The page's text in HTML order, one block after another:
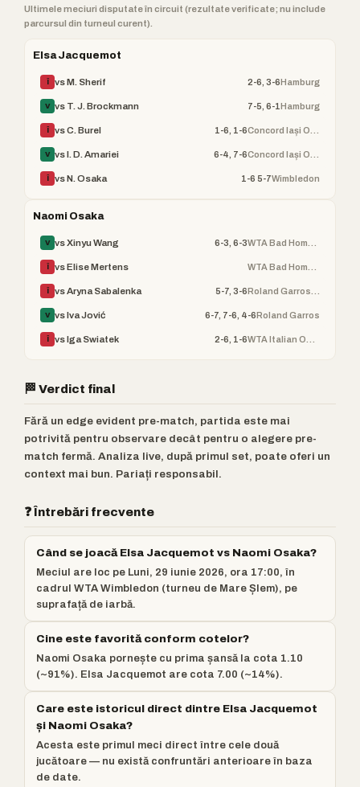
Ultimele meciuri disputate în circuit (rezultate verificate; nu include
parcursul din turneul curent).
Elsa Jacquemot
Î vs M. Sherif 2-6, 3-6Hamburg
V vs T. J. Brockmann 7-5, 6-1Hamburg
Î vs C. Burel 1-6, 1-6
V vs I. D. Amariei 6-4, 7-6
Î vs N. Osaka 1-6 5-7Wimbledon
Naomi Osaka
V vs Xinyu Wang 6-3, 6-3
Î vs Elise Mertens
Î vs Aryna Sabalenka 5-7, 3-6
V vs Iva Jović 6-7, 7-6, 4-6Roland Garros
Î vs Iga Swiatek 2-6, 1-6
🏁 Verdict final
Fără un edge evident pre-match, partida este mai
potrivită pentru observare decât pentru o alegere pre-
match fermă. Analiza live, după primul set, poate oferi un
context mai bun. Pariați responsabil.
❓ Întrebări frecvente
Când se joacă Elsa Jacquemot vs Naomi Osaka?
Meciul are loc pe Luni, 29 iunie 2026, ora 17:00, în
cadrul WTA Wimbledon (turneu de Mare Șlem), pe
suprafață de iarbă.
Cine este favorită conform cotelor?
Naomi Osaka pornește cu prima șansă la cota 1.10
(~91%). Elsa Jacquemot are cota 7.00 (~14%).
Care este istoricul direct dintre Elsa Jacquemot
și Naomi Osaka?
Acesta este primul meci direct între cele două
jucătoare — nu există confruntări anterioare în baza
de date.